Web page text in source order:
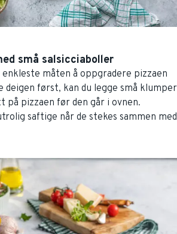
små salsicciaboller
måten å oppgradere pizzaen
deigen først, kan du legge små klumper
på pizzaen før den går i ovnen.
saftige når de stekes sammen med